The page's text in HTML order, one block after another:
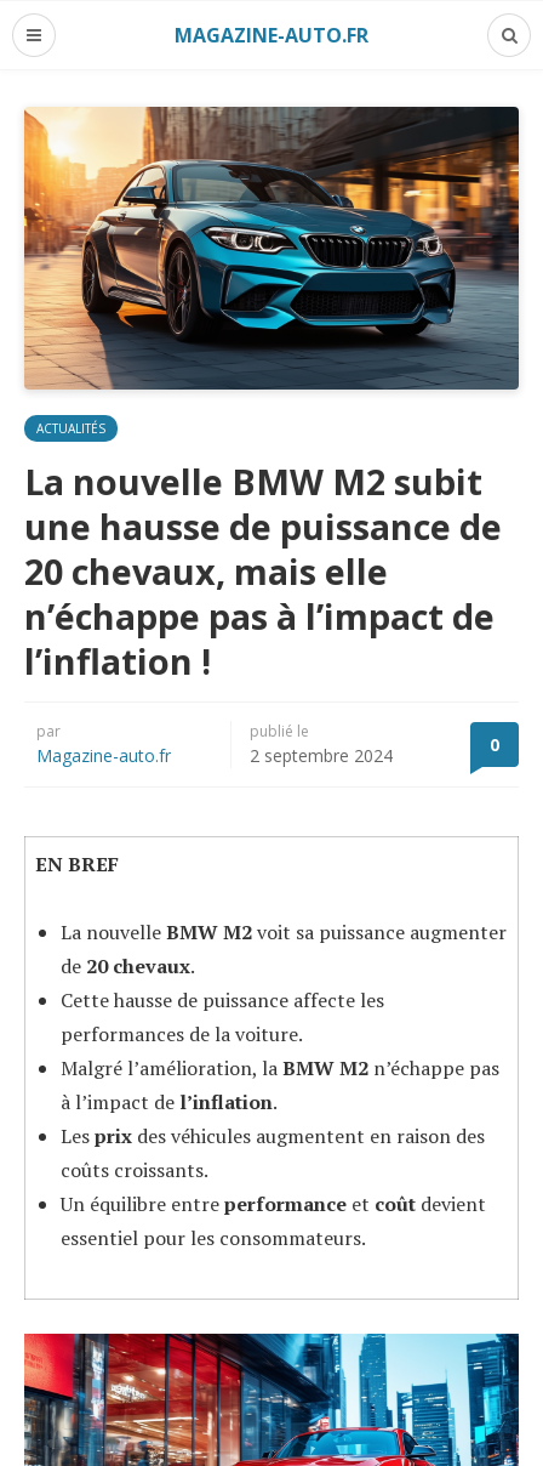
MAGAZINE-AUTO.FR
ACTUALITÉS
La nouvelle BMW M2 subit
une hausse de puissance de
20 chevaux, mais elle
n’échappe pas à l’impact de
l’inflation !
par
Magazine-auto.fr
publié le
2 septembre 2024 0
EN BREF
La nouvelleBMW M2voit sa puissance augmenter
de 20 chevaux.
Cette hausse de puissance affecte les
performances de la voiture.
Malgré l’amélioration, laBMW M2n’échappe pas
à l’impact de l’inflation.
Lesprixdes véhicules augmentent en raison des
coûts croissants.
Un équilibre entreperformanceet coûtdevient
essentiel pour les consommateurs.